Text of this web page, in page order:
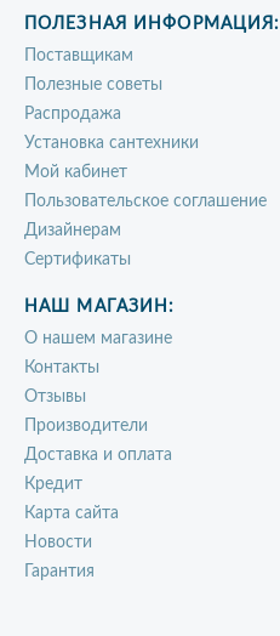
ПОЛЕЗНАЯ ИНФОРМАЦИЯ:
Поставщикам
Полезные советы
Распродажа
Установка сантехники
Мой кабинет
Пользовательское соглашение
Дизайнерам
Сертификаты
НАШ МАГАЗИН:
О нашем магазине
Контакты
Отзывы
Производители
Доставка и оплата
Кредит
Карта сайта
Новости
Гарантия